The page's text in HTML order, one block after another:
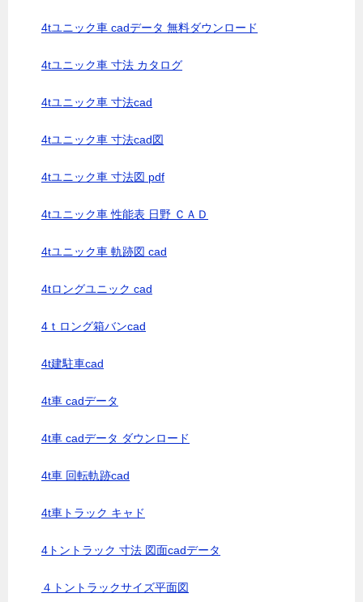
4tユニック車 cadデータ 無料ダウンロード
4tユニック車 寸法 カタログ
4tユニック車 寸法cad
4tユニック車 寸法cad図
4tユニック車 寸法図 pdf
4tユニック車 性能表 日野 ＣＡＤ
4tユニック車 軌跡図 cad
4tロングユニック cad
4ｔロング箱バンcad
4t建駐車cad
4t車 cadデータ
4t車 cadデータ ダウンロード
4t車 回転軌跡cad
4t車トラック キャド
4トントラック 寸法 図面cadデータ
４トントラックサイズ平面図